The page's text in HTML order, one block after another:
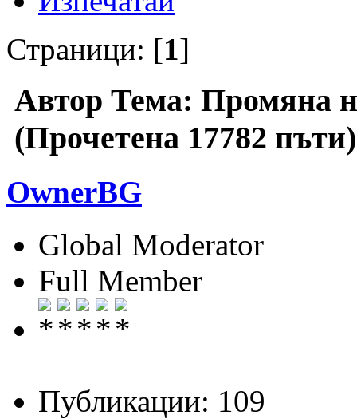
Страници: [1]
Автор Тема: Промяна
(Прочетена 17782 пъти)
OwnerBG
Global Moderator
Full Member
Публикации: 109